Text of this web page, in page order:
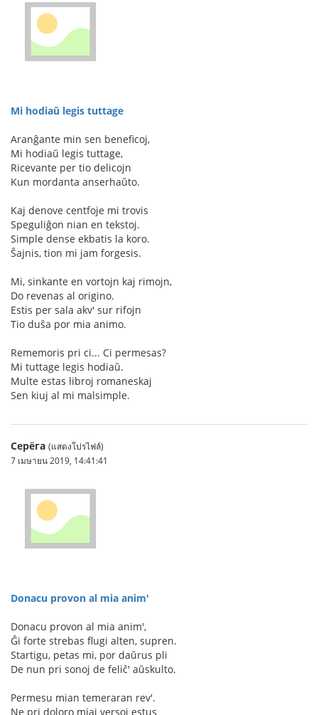
Mi hodiaŭ legis tuttage
Aranĝante min sen beneficoj,
Mi hodiaŭ legis tuttage,
Ricevante per tio delicojn
Kun mordanta anserhaŭto.
Kaj denove centfoje mi trovis
Speguliĝon nian en tekstoj.
Simple dense ekbatis la koro.
Ŝajnis, tion mi jam forgesis.
Mi, sinkante en vortojn kaj rimojn,
Do revenas al origino.
Estis per sala akv' sur rifojn
Tio duŝa por mia animo.
Rememoris pri ci... Ci permesas?
Mi tuttage legis hodiaŭ.
Multe estas libroj romaneskaj
Sen kiuj al mi malsimple.
Серёга (แสดงโปรไฟล์)
7 เมษายน 2019, 14:41:41
Donacu provon al mia anim'
Donacu provon al mia anim',
Ĝi forte strebas flugi alten, supren.
Startigu, petas mi, por daŭrus pli
De nun pri sonoj de feliĉ' aŭskulto.
Permesu mian temeraran rev'.
Ne pri doloro miaj versoj estus